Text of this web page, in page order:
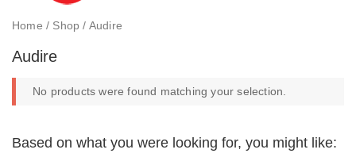
Home / Shop / Audire
Audire
No products were found matching your selection.
Based on what you were looking for, you might like: